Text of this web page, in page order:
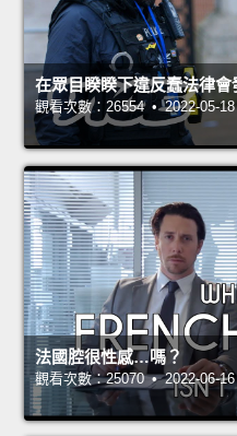
在眾目睽睽下違反蠢法律會
觀看次數：26554 • 2022-05-18
法國腔很性感…嗎？
觀看次數：25070 • 2022-06-16